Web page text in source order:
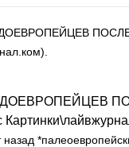
назад